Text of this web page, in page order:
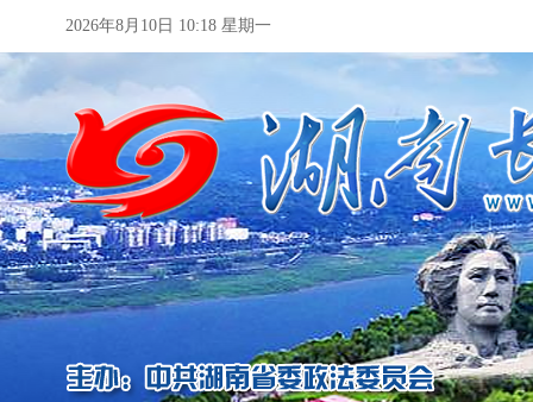
2026年8月10日 10:18 星期一